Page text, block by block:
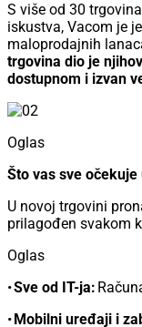
S više od 30
iskustva, Vacom je
maloprodajnih
trgovina dio je
dostupnom i izvan
Oglas
Što vas sve
U novoj trgovini
prilagođen svakom
Oglas
•Sve od IT-ja:
• Mobilni uređaji i